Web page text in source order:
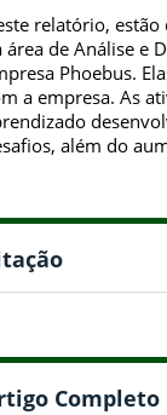
relatório,
área de Análise e
Phoebus.
a empresa. As
além do
Completo